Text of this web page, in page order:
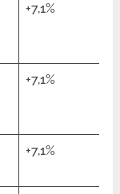
+7,1%
+7,1%
+7,1%